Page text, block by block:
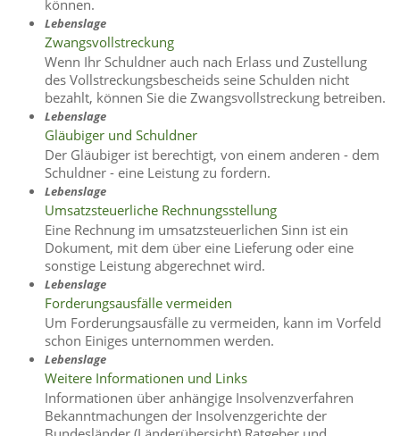
können.
Lebenslage
Zwangsvollstreckung
Wenn Ihr Schuldner auch nach Erlass und Zustellung
des Vollstreckungsbescheids seine Schulden nicht
bezahlt, können Sie die Zwangsvollstreckung betreiben.
Lebenslage
Gläubiger und Schuldner
Der Gläubiger ist berechtigt, von einem anderen - dem
Schuldner - eine Leistung zu fordern.
Lebenslage
Umsatzsteuerliche Rechnungsstellung
Eine Rechnung im umsatzsteuerlichen Sinn ist ein
Dokument, mit dem über eine Lieferung oder eine
sonstige Leistung abgerechnet wird.
Lebenslage
Forderungsausfälle vermeiden
Um Forderungsausfälle zu vermeiden, kann im Vorfeld
schon Einiges unternommen werden.
Lebenslage
Weitere Informationen und Links
Informationen über anhängige Insolvenzverfahren
Bekanntmachungen der Insolvenzgerichte der